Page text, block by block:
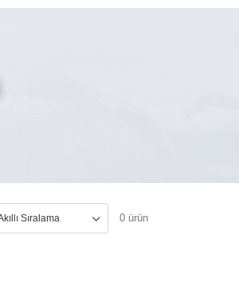
0 ürün